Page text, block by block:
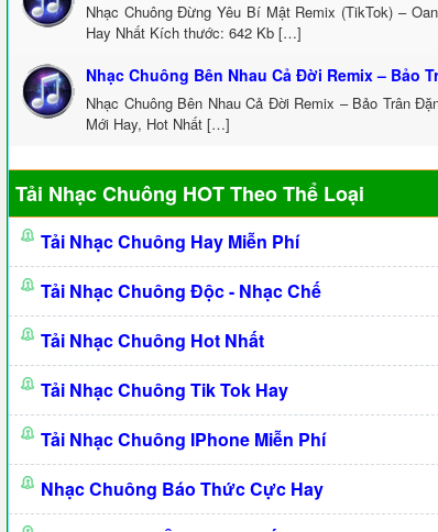
Nhạc Chuông Đừng Yêu Bí Mật Remix (TikTok) –
Hay Nhất Kích thước: 642 Kb […]
Nhạc Chuông Bên Nhau Cả Đời Remix – Bảo
Nhạc Chuông Bên Nhau Cả Đời Remix – Bảo Trân
Mới Hay, Hot Nhất […]
Tải Nhạc Chuông HOT Theo Thể Loại
Tải Nhạc Chuông Hay Miễn Phí
Tải Nhạc Chuông Độc - Nhạc Chế
Tải Nhạc Chuông Hot Nhất
Tải Nhạc Chuông Tik Tok Hay
Tải Nhạc Chuông IPhone Miễn Phí
Nhạc Chuông Báo Thức Cực Hay